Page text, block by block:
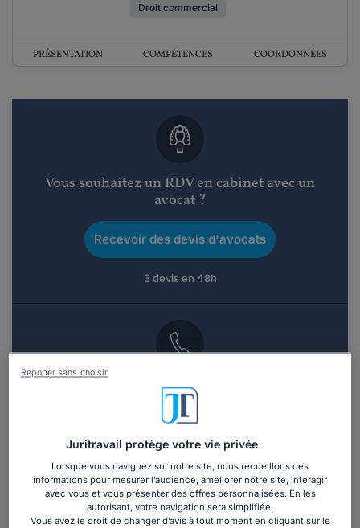
Droit commercial
PRÉSENTATION COMPÉTENCES COORDONNÉES
Vous souhaitez un RDV en cabinet avec un
avocat ?
Recevoir des devis d'avocats
3 devis en 48h
Vous souhaitez une consultation par
téléphone ?
Consulter immédiatement
ou appelez le01 75 75 42 33(8h à 21h du lundi au
vendredi)
Juritravail protège votre vie privée
Lorsque vous naviguez sur notre site, nous recueillons des
informations pour mesurer l’audience, améliorer notre site, interagir
avec vous et vous présenter des offres personnalisées. En les
autorisant, votre navigation sera simplifiée.
Vous avez le droit de changer d’avis à tout moment en cliquant sur le
Reporter sans choisir